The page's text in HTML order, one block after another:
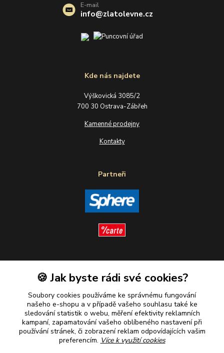
Kde nás najdete
Výškovická 3085/2
700 30 Ostrava-Zábřeh
Kamenné prodejny
Kontakty
Partneři
Plaťte u nás bezpečně
E-mail
info@zlatolevne.cz
🍪 Jak byste rádi své cookies?
Soubory cookies používáme ke správnému fungování
našeho e-shopu a v případě vašeho souhlasu také ke
sledování statistik o webu, měření efektivity reklamních
kampaní, zapamatování vašeho oblíbeného nastavení při
používání stránek, či zobrazení reklam odpovídajících vašim
preferencím. Více k využití cookies